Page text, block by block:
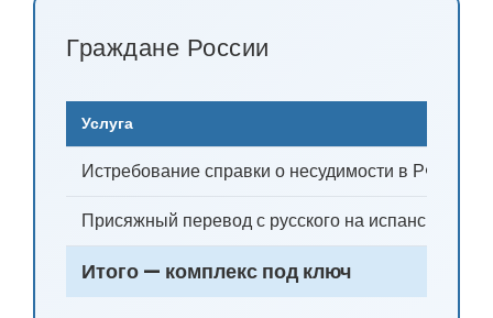
Граждане России
Услуга
Истребование справки о несудимости в РФ +
Присяжный перевод с русского на испанский
Итого — комплекс под ключ